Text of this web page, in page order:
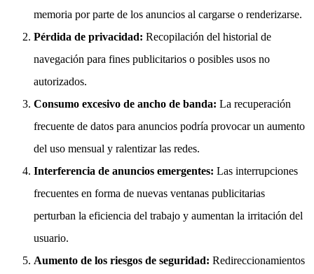
memoria por parte de los anuncios al cargarse o renderizarse.
Pérdida de privacidad: Recopilación del historial de
navegación para fines publicitarios o posibles usos no
autorizados.
Consumo excesivo de ancho de banda: La recuperación
frecuente de datos para anuncios podría provocar un aumento
del uso mensual y ralentizar las redes.
Interferencia de anuncios emergentes: Las interrupciones
frecuentes en forma de nuevas ventanas publicitarias
perturban la eficiencia del trabajo y aumentan la irritación del
usuario.
Aumento de los riesgos de seguridad: Redireccionamientos